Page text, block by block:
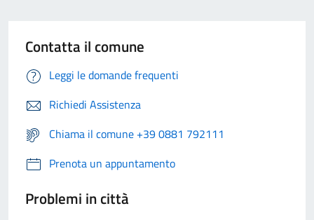
Contatta il comune
Leggi le domande frequenti
Richiedi Assistenza
Chiama il comune +39 0881 792111
Prenota un appuntamento
Problemi in città